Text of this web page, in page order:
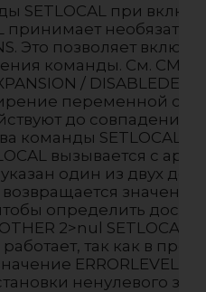
SETLOCAL при
принимает
Это позволяет
команды. См. CMD
/
переменной
до совпадения
команды SETLOCAL.
вызывается с
указан один из двух
значение
определить
2>nul SETLOCAL
так как в
ненулевого